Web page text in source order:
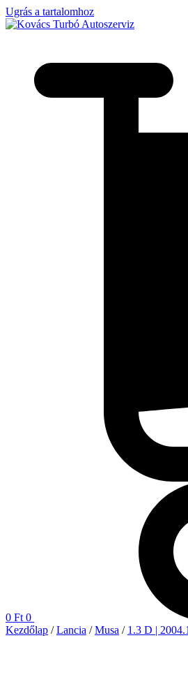
Ugrás a tartalomhoz
0 Ft 0
Kezdőlap /Lancia /Musa / 1.3 D |